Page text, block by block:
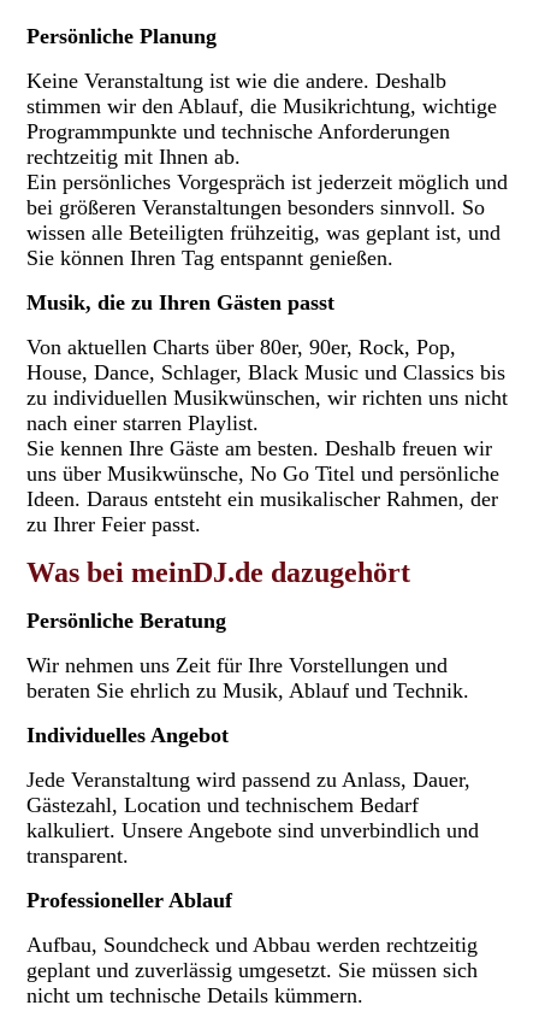
Persönliche Planung
Keine Veranstaltung ist wie die andere. Deshalb
stimmen wir den Ablauf, die Musikrichtung, wichtige
Programmpunkte und technische Anforderungen
rechtzeitig mit Ihnen ab.
Ein persönliches Vorgespräch ist jederzeit möglich und
bei größeren Veranstaltungen besonders sinnvoll. So
wissen alle Beteiligten frühzeitig, was geplant ist, und
Sie können Ihren Tag entspannt genießen.
Musik, die zu Ihren Gästen passt
Von aktuellen Charts über 80er, 90er, Rock, Pop,
House, Dance, Schlager, Black Music und Classics bis
zu individuellen Musikwünschen, wir richten uns nicht
nach einer starren Playlist.
Sie kennen Ihre Gäste am besten. Deshalb freuen wir
uns über Musikwünsche, No Go Titel und persönliche
Ideen. Daraus entsteht ein musikalischer Rahmen, der
zu Ihrer Feier passt.
Was bei meinDJ.de dazugehört
Persönliche Beratung
Wir nehmen uns Zeit für Ihre Vorstellungen und
beraten Sie ehrlich zu Musik, Ablauf und Technik.
Individuelles Angebot
Jede Veranstaltung wird passend zu Anlass, Dauer,
Gästezahl, Location und technischem Bedarf
kalkuliert. Unsere Angebote sind unverbindlich und
transparent.
Professioneller Ablauf
Aufbau, Soundcheck und Abbau werden rechtzeitig
geplant und zuverlässig umgesetzt. Sie müssen sich
nicht um technische Details kümmern.